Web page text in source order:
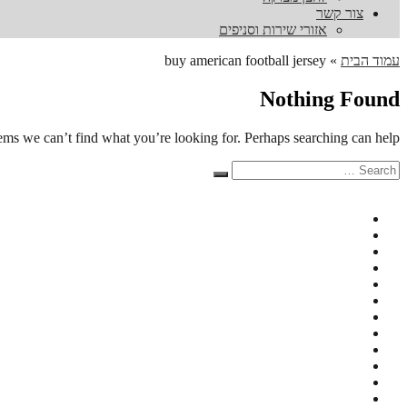
צור קשר
אזורי שירות וסניפים
עמוד הבית »
buy american football jersey
Nothing Found
we can’t find what you’re looking for. Perhaps searching can help.
Search
for:
Search